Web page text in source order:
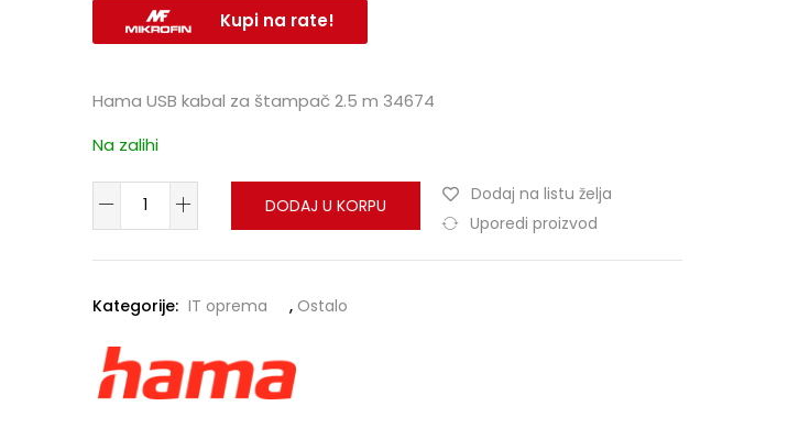
Kupi na rate!
Hama USB kabal za štampač 2.5 m 34674
Na zalihi
DODAJ U KORPU
Dodaj na listu želja
Uporedi proizvod
Kategorije: IT oprema , Ostalo